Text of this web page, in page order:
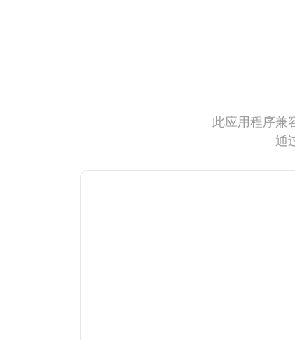
此应用程序兼
通